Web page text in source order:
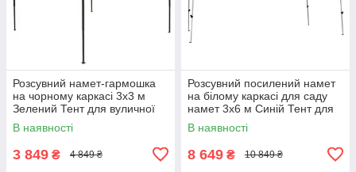
Розсувний намет-гармошка
на чорному каркасі 3х3 м
Зелений Тент для вуличної
торгівлі
В наявності
3 849 ₴ 4 849 ₴
Розсувний посилений намет
на білому каркасі для саду
намет 3х6 м Синій Тент для
відпочинку на природі
В наявності
8 649 ₴ 10 849 ₴